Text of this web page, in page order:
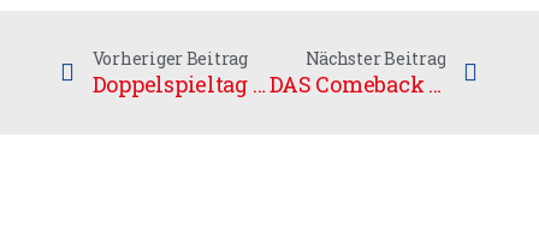
Vorheriger Beitrag
Doppelspieltag in der Stadthalle
Nächster Beitrag
DAS Comeback Spiel der Saison